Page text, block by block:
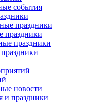
события
праздники
праздники
праздники
новости
и праздники